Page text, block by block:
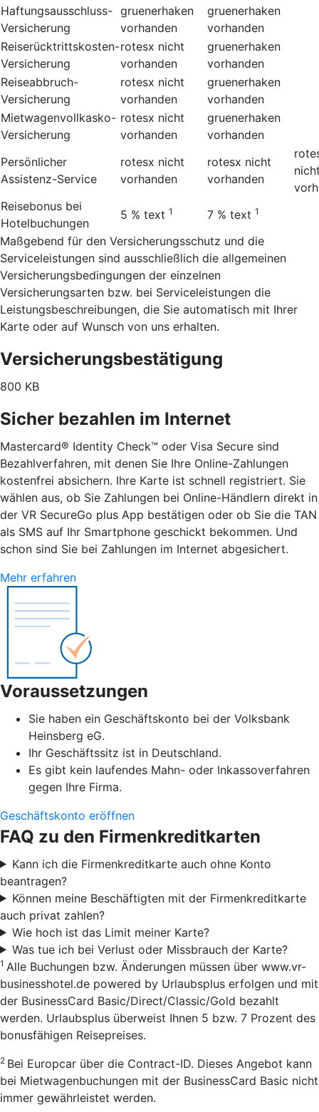
Haftungsausschluss-
Versicherung
gruenerhaken
vorhanden
gruenerhaken
vorhanden
Reiserücktrittskosten-
Versicherung
rotesx nicht
vorhanden
gruenerhaken
vorhanden
Reiseabbruch-
Versicherung
rotesx nicht
vorhanden
gruenerhaken
vorhanden
Mietwagenvollkasko-
Versicherung
rotesx nicht
vorhanden
gruenerhaken
vorhanden
Persönlicher
Assistenz-Service
rotesx nicht
vorhanden
rotesx nicht
vorhanden
Reisebonus bei
Hotelbuchungen
5 % text 1 7 % text 1
Maßgebend für den Versicherungsschutz und die
Serviceleistungen sind ausschließlich die allgemeinen
Versicherungsbedingungen der einzelnen
Versicherungsarten bzw. bei Serviceleistungen die
Leistungsbeschreibungen, die Sie automatisch mit Ihrer
Karte oder auf Wunsch von uns erhalten.
Versicherungsbestätigung
800 KB
Sicher bezahlen im Internet
Mastercard® Identity Check™ oder Visa Secure sind
Bezahlverfahren, mit denen Sie Ihre Online-Zahlungen
kostenfrei absichern. Ihre Karte ist schnell registriert. Sie
wählen aus, ob Sie Zahlungen bei Online-Händlern direkt in
der VR SecureGo plus App bestätigen oder ob Sie die TAN
als SMS auf Ihr Smartphone geschickt bekommen. Und
schon sind Sie bei Zahlungen im Internet abgesichert.
Mehr erfahren
Voraussetzungen
Sie haben ein Geschäftskonto bei der Volksbank
Heinsberg eG.
Ihr Geschäftssitz ist in Deutschland.
Es gibt kein laufendes Mahn- oder Inkassoverfahren
gegen Ihre Firma.
Geschäftskonto eröffnen
FAQ zu den Firmenkreditkarten
Kann ich die Firmenkreditkarte auch ohne Konto
beantragen?
Können meine Beschäftigten mit der Firmenkreditkarte
auch privat zahlen?
Wie hoch ist das Limit meiner Karte?
Was tue ich bei Verlust oder Missbrauch der Karte?
1 Alle Buchungen bzw. Änderungen müssen über www.vr-
businesshotel.de powered by Urlaubsplus erfolgen und mit
der BusinessCard Basic/Direct/Classic/Gold bezahlt
werden. Urlaubsplus überweist Ihnen 5 bzw. 7 Prozent des
bonusfähigen Reisepreises.
2 Bei Europcar über die Contract-ID. Dieses Angebot kann
bei Mietwagenbuchungen mit der BusinessCard Basic nicht
immer gewährleistet werden.